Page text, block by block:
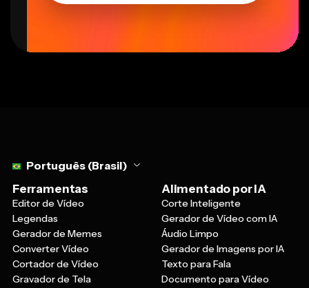
Português (Brasil)
Ferramentas
Editor de Vídeo
Legendas
Gerador de Memes
Converter Vídeo
Cortador de Vídeo
Gravador de Tela
Alimentado por IA
Corte Inteligente
Gerador de Vídeo com IA
Áudio Limpo
Gerador de Imagens por IA
Texto para Fala
Documento para Vídeo